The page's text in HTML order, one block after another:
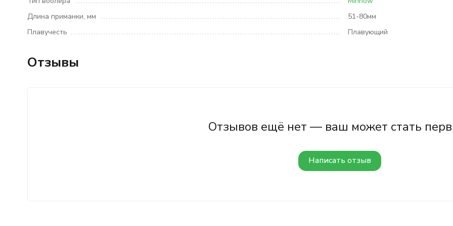
Длина приманки, мм
51-80мм
Плавучесть
Плавующий
Отзывы
Отзывов ещё нет — ваш может стать
Написать отзыв